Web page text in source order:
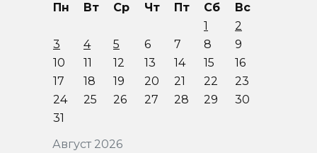
Август 2026
Пн Вт Ср Чт Пт Сб
Вс
1
2
3
4 5 6 7 8
9
10
11 12 13 14 15
16
17
18 19 20 21 22
23
24
25 26 27 28 29
30
31